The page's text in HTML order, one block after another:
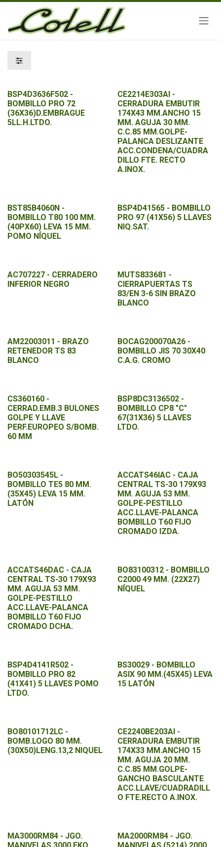
Ir al contenido
BSP4D3636F502 -
BOMBILLO PRO 72
(36X36)D.EMBRAGUE
5LL.H.LTDO.
CE2214E303AI -
CERRADURA EMBUTIR
174X43 MM.ANCHO 15
MM. AGUJA 30 MM.
C.C.85 MM.GOLPE-
PALANCA DESLIZANTE
ACC.CONDENA/CUADRA
DILLO FTE. RECTO
A.INOX.
BST85B4060N -
BOMBILLO T80 100 MM.
(40PX60) LEVA 15 MM.
POMO NÍQUEL
BSP4D41565 - BOMBILLO
PRO 97 (41X56) 5 LLAVES
NIQ.SAT.
AC707227 - CERRADERO
INFERIOR NEGRO
MUTS833681 -
CIERRAPUERTAS TS
83/EN 3-6 SIN BRAZO
BLANCO
AM22003011 - BRAZO
RETENEDOR TS 83
BLANCO
BOCAG200070A26 -
BOMBILLO JIS 70 30X40
C.A.G. CROMO
CS360160 -
CERRAD.EMB.3 BULONES
GOLPE Y LLAVE
PERF.EUROPEO S/BOMB.
60 MM
BSP8DC3136502 -
BOMBILLO CP8 "C"
67(31X36) 5 LLAVES
LTDO.
BO50303545L -
BOMBILLO TE5 80 MM.
(35X45) LEVA 15 MM.
LATÓN
ACCATS46IAC - CAJA
CENTRAL TS-30 179X93
MM. AGUJA 53 MM.
GOLPE-PESTILLO
ACC.LLAVE-PALANCA
BOMBILLO T60 FIJO
CROMADO IZDA.
ACCATS46DAC - CAJA
CENTRAL TS-30 179X93
MM. AGUJA 53 MM.
GOLPE-PESTILLO
ACC.LLAVE-PALANCA
BOMBILLO T60 FIJO
CROMADO DCHA.
BO83100312 - BOMBILLO
C2000 49 MM. (22X27)
NÍQUEL
BSP4D4141R502 -
BOMBILLO PRO 82
(41X41) 5 LLAVES POMO
LTDO.
BS30029 - BOMBILLO
ASIX 90 MM.(45X45) LEVA
15 LATÓN
BO80101712LC -
BOMB.LOGO 80 MM.
(30X50)LENG.13,2 NIQUEL
CE2240BE203AI -
CERRADURA EMBUTIR
174X33 MM.ANCHO 15
MM. AGUJA 20 MM.
C.C.85 MM.GOLPE-
GANCHO BASCULANTE
ACC.LLAVE/CUADRADILL
O FTE.RECTO A.INOX.
MA3000RM84 - JGO.
MA2000RM84 - JGO.